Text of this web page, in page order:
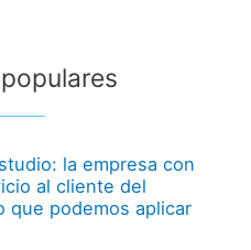
la empresa con
al cliente del
que podemos aplicar